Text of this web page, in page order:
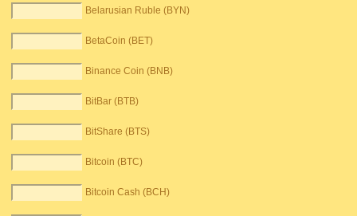
Belarusian Ruble (BYN)
BetaCoin (BET)
Binance Coin (BNB)
BitBar (BTB)
BitShare (BTS)
Bitcoin (BTC)
Bitcoin Cash (BCH)